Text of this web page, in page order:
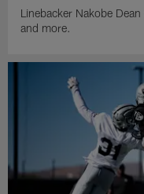
Linebacker Nakobe
and more.